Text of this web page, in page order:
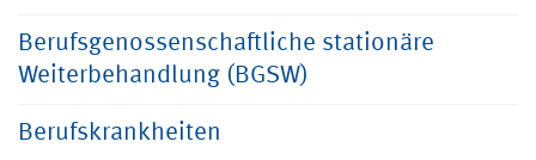
Berufsgenossenschaftliche stationäre
Weiterbehandlung (BGSW)
Berufskrankheiten